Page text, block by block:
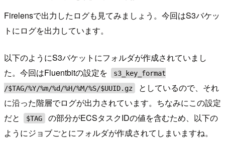
Firelensで出力したログも見てみましょう。今回はS3バケッ
トにログを出力しています。
以下のようにS3バケットにフォルダが作成されていまし
た。今回はFluentbitの設定を
s3_key_format
/$TAG/%Y/%m/%d/%H/%M/%S/$UUID.gz
としているので、それ
に沿った階層でログが出力されています。ちなみにこの設定
だと
$TAG
の部分がECSタスクIDの値を含むため、以下の
ようにジョブごとにフォルダが作成されてしまいますね。